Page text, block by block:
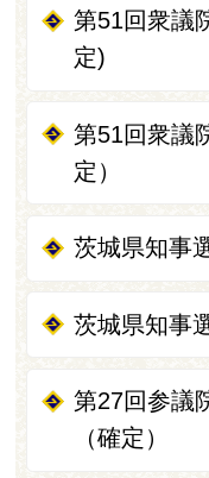
第51回衆議
定)
第51回衆議
定）
茨城県知事
茨城県知事
第27回参議
（確定）